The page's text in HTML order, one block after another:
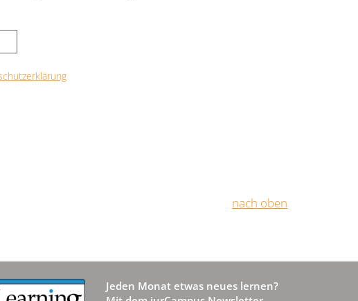
nach oben
Jeden Monat etwas neues lernen?